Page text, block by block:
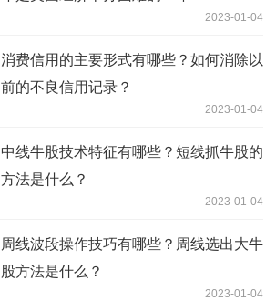
2023-01-04
消费信用的主要形式有哪些？如何消除以
前的不良信用记录？
2023-01-04
中线牛股技术特征有哪些？短线抓牛股的
方法是什么？
2023-01-04
周线波段操作技巧有哪些？周线选出大牛
股方法是什么？
2023-01-04